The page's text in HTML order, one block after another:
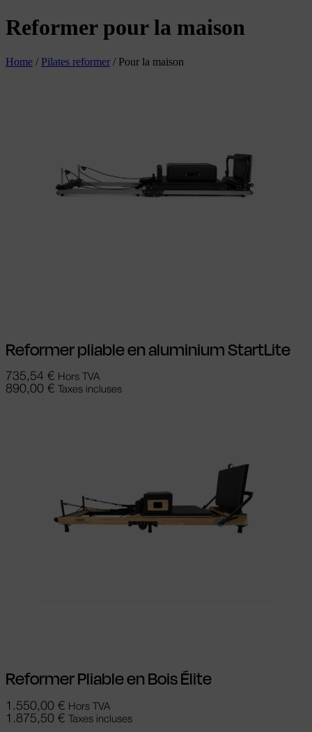
Reformer pour la maison
Home / Pilates reformer / Pour la maison
Reformer pliable en aluminium StartLite
735,54 € Hors TVA
890,00 € Taxes incluses
Reformer Pliable en Bois Élite
1.550,00 € Hors TVA
1.875,50 € Taxes incluses